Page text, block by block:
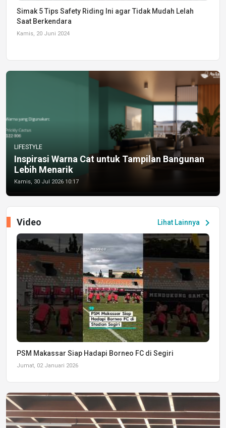
Simak 5 Tips Safety Riding Ini agar Tidak Mudah Lelah
Saat Berkendara
Kamis, 20 Juni 2024
LIFESTYLE
Inspirasi Warna Cat untuk Tampilan Bangunan
Lebih Menarik
Kamis, 30 Jul 2026 10:17
Lihat Lainnya chevron_right
Video
PSM Makassar Siap Hadapi Borneo FC di Segiri
Jumat, 02 Januari 2026